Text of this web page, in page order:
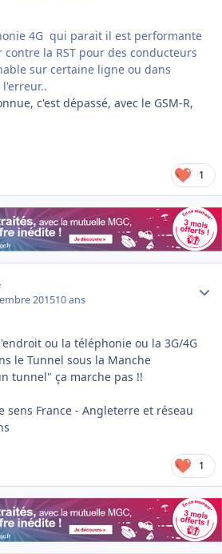
4G qui parait il est performante
la RST pour des conducteurs
sur certaine ligne ou dans
c'est dépassé, avec le GSM-R,
1
201510 ans
ou la téléphonie ou la 3G/4G
le Tunnel sous la Manche
tunnel" ça marche pas !!
sens France - Angleterre et réseau
1